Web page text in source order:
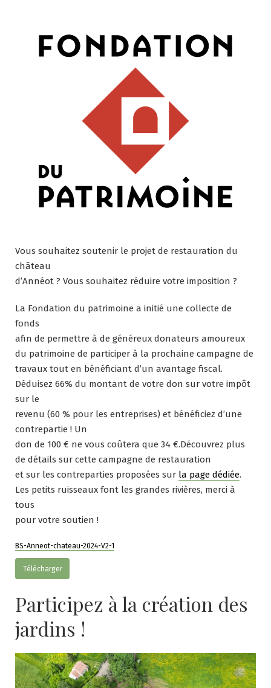
Vous souhaitez soutenir le projet de restauration du
château
d’Annéot ? Vous souhaitez réduire votre imposition ?
La Fondation du patrimoine a initié une collecte de
fonds
afin de permettre à de généreux donateurs amoureux
du patrimoine de participer à la prochaine campagne de
travaux tout en bénéficiant d’un avantage fiscal.
Déduisez 66% du montant de votre don sur votre impôt
sur le
revenu (60 % pour les entreprises) et bénéficiez d’une
contrepartie ! Un
don de 100 € ne vous coûtera que 34 €.Découvrez plus
de détails sur cette campagne de restauration
et sur les contreparties proposées sur la page dédiée.
Les petits ruisseaux font les grandes rivières, merci à
tous
pour votre soutien !
BS-Anneot-chateau-2024-V2-1
Télécharger
Participez à la création des
jardins !